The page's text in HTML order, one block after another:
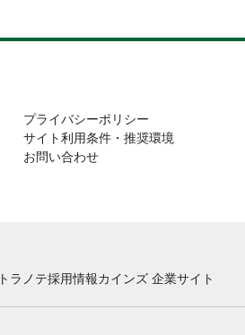
プライバシーポリシー
サイト利用条件・推奨環境
お問い合わせ
トラノテ採用情報カインズ 企業サイト